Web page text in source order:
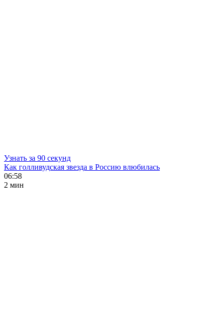
Узнать за 90 секунд
Как голливудская звезда в Россию влюбилась
06:58
2 мин